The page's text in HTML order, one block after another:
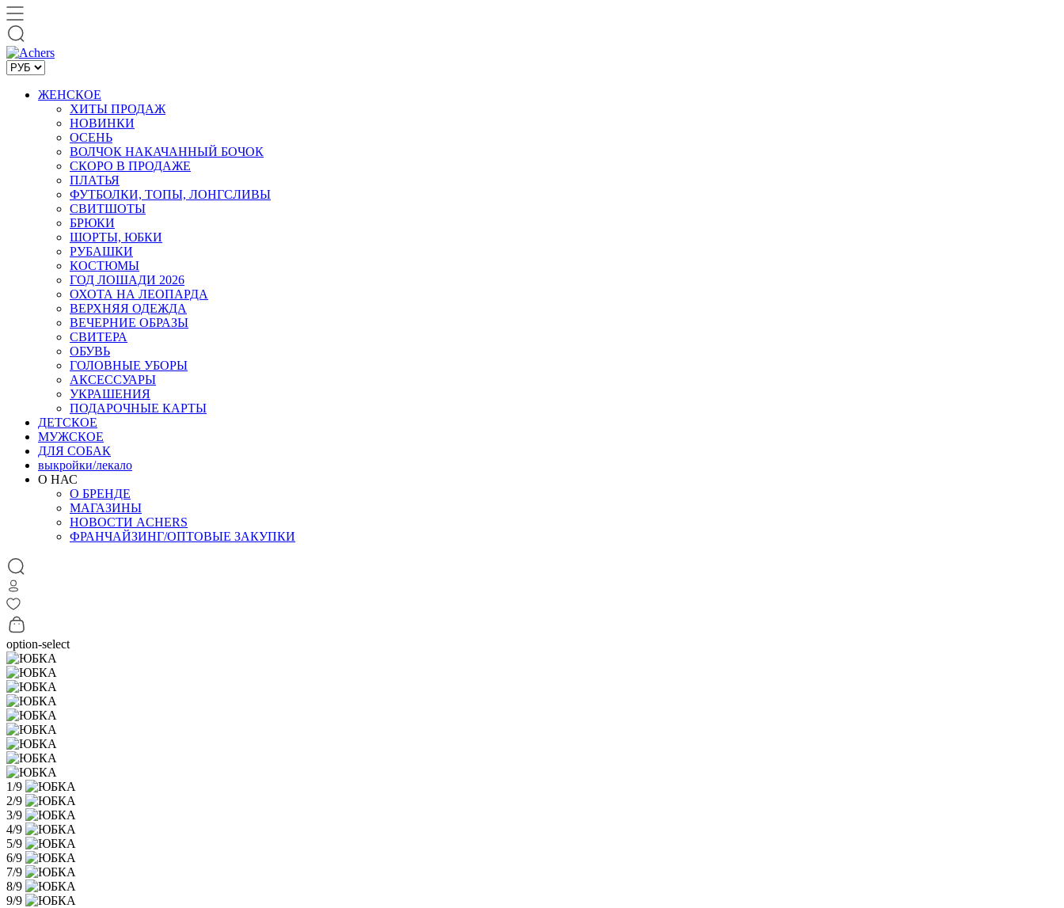
ЖЕНСКОЕ
ХИТЫ ПРОДАЖ
НОВИНКИ
ОСЕНЬ
ВОЛЧОК НАКАЧАННЫЙ БОЧОК
СКОРО В ПРОДАЖЕ
ПЛАТЬЯ
ФУТБОЛКИ, ТОПЫ, ЛОНГСЛИВЫ
СВИТШОТЫ
БРЮКИ
ШОРТЫ, ЮБКИ
РУБАШКИ
КОСТЮМЫ
ГОД ЛОШАДИ 2026
ОХОТА НА ЛЕОПАРДА
ВЕРХНЯЯ ОДЕЖДА
ВЕЧЕРНИЕ ОБРАЗЫ
СВИТЕРА
ОБУВЬ
ГОЛОВНЫЕ УБОРЫ
АКСЕССУАРЫ
УКРАШЕНИЯ
ПОДАРОЧНЫЕ КАРТЫ
ДЕТСКОЕ
МУЖСКОЕ
ДЛЯ СОБАК
выкройки/лекало
О НАС
О БРЕНДЕ
МАГАЗИНЫ
НОВОСТИ ACHERS
ФРАНЧАЙЗИНГ/ОПТОВЫЕ ЗАКУПКИ
option-select
1/9
2/9
3/9
4/9
5/9
6/9
7/9
8/9
9/9